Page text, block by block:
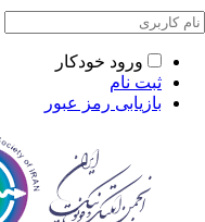
ورود خودکار
ثبت نام
بازیابی رمز عبور